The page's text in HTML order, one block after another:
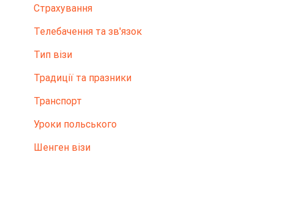
Страхування
Телебачення та зв'язок
Тип візи
Традиції та празники
Транспорт
Уроки польського
Шенген візи